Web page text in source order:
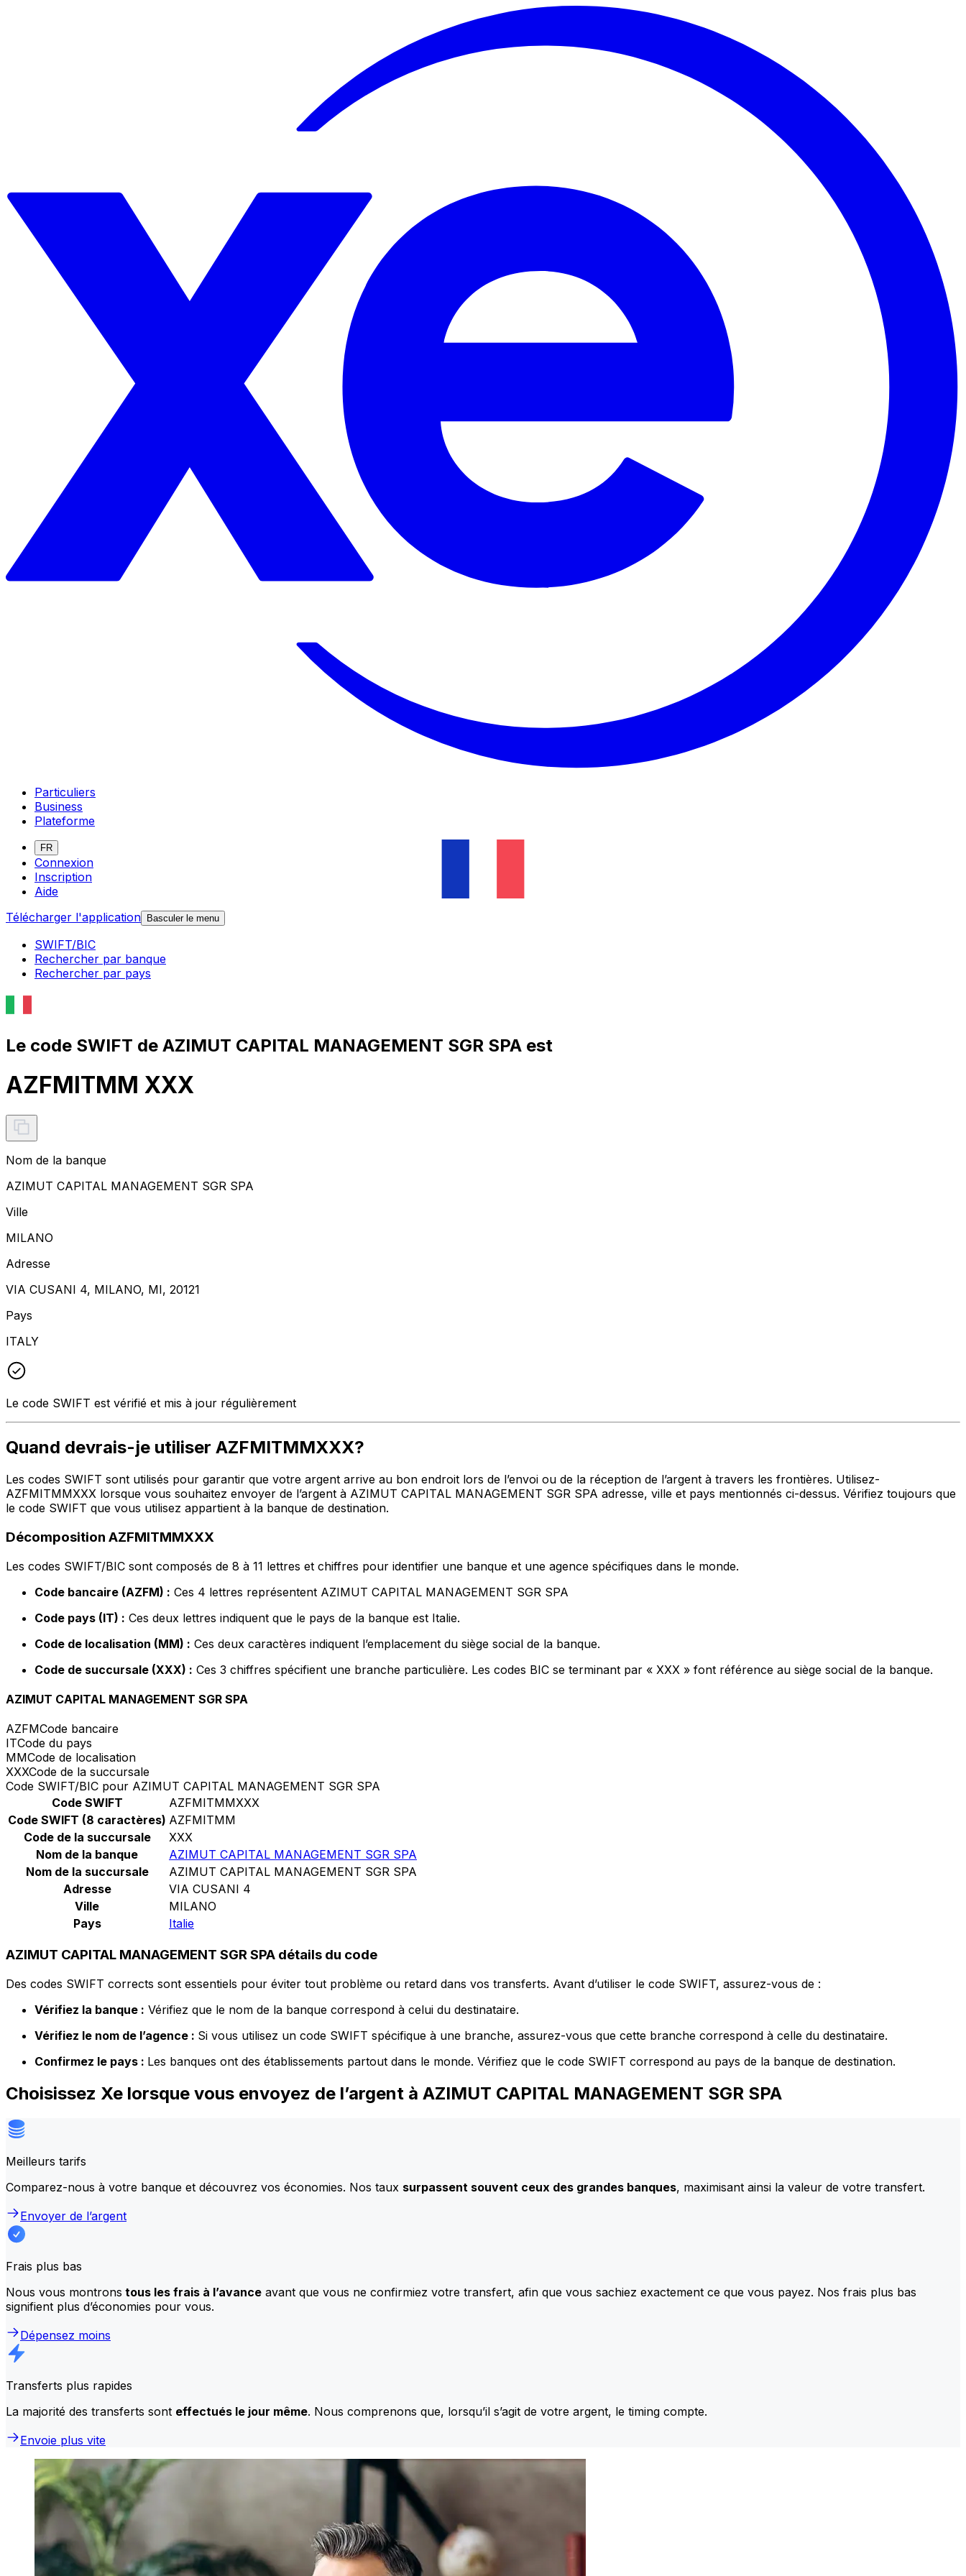
Particuliers
Business
Plateforme
FR
Connexion
Inscription
Aide
Télécharger l'application Basculer le menu
SWIFT/BIC
Rechercher par banque
Rechercher par pays
Le code SWIFT de AZIMUT CAPITAL MANAGEMENT SGR SPA est
AZFMITMM XXX
Nom de la banque
AZIMUT CAPITAL MANAGEMENT SGR SPA
Ville
MILANO
Adresse
VIA CUSANI 4, MILANO, MI, 20121
Pays
ITALY
Le code SWIFT est vérifié et mis à jour régulièrement
Quand devrais-je utiliser AZFMITMMXXX?
Les codes SWIFT sont utilisés pour garantir que votre argent arrive au bon endroit lors de l’envoi ou de la réception de l’argent à travers les frontières. Utilisez-
AZFMITMMXXX lorsque vous souhaitez envoyer de l’argent à AZIMUT CAPITAL MANAGEMENT SGR SPA adresse, ville et pays mentionnés ci-dessus. Vérifiez toujours que
le code SWIFT que vous utilisez appartient à la banque de destination.
Décomposition AZFMITMMXXX
Les codes SWIFT/BIC sont composés de 8 à 11 lettres et chiffres pour identifier une banque et une agence spécifiques dans le monde.
Code bancaire (AZFM) : Ces 4 lettres représentent AZIMUT CAPITAL MANAGEMENT SGR SPA
Code pays (IT) : Ces deux lettres indiquent que le pays de la banque est Italie.
Code de localisation (MM) : Ces deux caractères indiquent l’emplacement du siège social de la banque.
Code de succursale (XXX) : Ces 3 chiffres spécifient une branche particulière. Les codes BIC se terminant par « XXX » font référence au siège social de la banque.
AZIMUT CAPITAL MANAGEMENT SGR SPA
AZFMCode bancaire
ITCode du pays
MMCode de localisation
XXXCode de la succursale
Code SWIFT/BIC pour AZIMUT CAPITAL MANAGEMENT SGR SPA
Code SWIFT
AZFMITMMXXX
Code SWIFT (8 caractères) AZFMITMM
Code de la succursale
XXX
Nom de la banque
AZIMUT CAPITAL MANAGEMENT SGR SPA
Nom de la succursale
AZIMUT CAPITAL MANAGEMENT SGR SPA
Adresse
VIA CUSANI 4
Ville
MILANO
Pays
Italie
AZIMUT CAPITAL MANAGEMENT SGR SPA détails du code
Des codes SWIFT corrects sont essentiels pour éviter tout problème ou retard dans vos transferts. Avant d’utiliser le code SWIFT, assurez-vous de :
Vérifiez la banque : Vérifiez que le nom de la banque correspond à celui du destinataire.
Vérifiez le nom de l’agence : Si vous utilisez un code SWIFT spécifique à une branche, assurez-vous que cette branche correspond à celle du destinataire.
Confirmez le pays : Les banques ont des établissements partout dans le monde. Vérifiez que le code SWIFT correspond au pays de la banque de destination.
Choisissez Xe lorsque vous envoyez de l’argent à AZIMUT CAPITAL MANAGEMENT SGR SPA
Meilleurs tarifs
Comparez-nous à votre banque et découvrez vos économies. Nos taux surpassent souvent ceux des grandes banques, maximisant ainsi la valeur de votre transfert.
Envoyer de l’argent
Frais plus bas
Nous vous montrons tous les frais à l’avance avant que vous ne confirmiez votre transfert, afin que vous sachiez exactement ce que vous payez. Nos frais plus bas
signifient plus d’économies pour vous.
Dépensez moins
Transferts plus rapides
La majorité des transferts sont effectués le jour même. Nous comprenons que, lorsqu’il s’agit de votre argent, le timing compte.
Envoie plus vite